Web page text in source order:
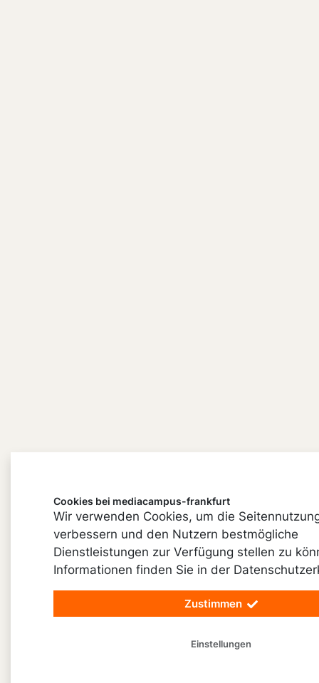
Cookies bei mediacampus-frankfurt
Wir verwenden Cookies, um die
verbessern und den Nutzern bestmögliche
Dienstleistungen zur Verfügung stellen zu
Informationen finden Sie in der
Zustimmen
Einstellungen